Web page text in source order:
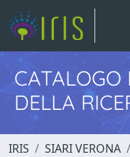
CATALOGO
DELLA
IRIS SIARI VERONA